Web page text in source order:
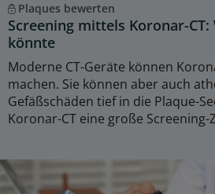
Plaques bewerten
Screening mittels Koronar-CT:
könnte
Moderne CT-Geräte können
machen. Sie können aber auch
Gefäßschäden tief in die Plaque-
Koronar-CT eine große Screening-